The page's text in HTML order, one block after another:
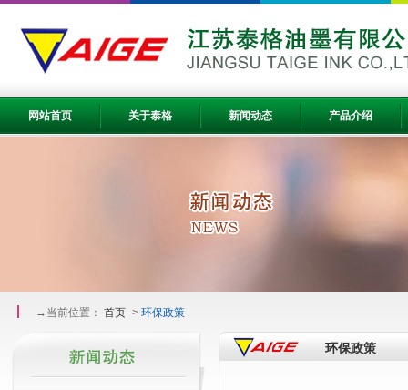
网站首页 关于泰格 新闻动态 产品介绍
→当前位置： 首页 -> 环保政策
环保政策